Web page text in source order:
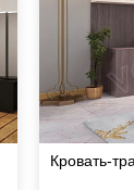
Кровать-